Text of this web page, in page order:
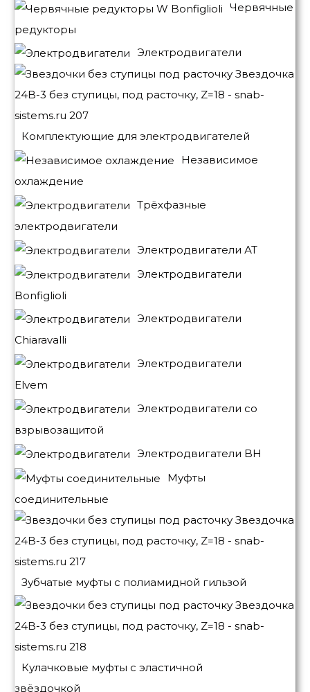
Червячные
редукторы
Электродвигатели
Комплектующие для электродвигателей
Независимое
охлаждение
Трёхфазные
электродвигатели
Электродвигатели АТ
Электродвигатели
Bonfiglioli
Электродвигатели
Chiaravalli
Электродвигатели
Elvem
Электродвигатели со
взрывозащитой
Электродвигатели BH
Муфты
соединительные
Зубчатые муфты с полиамидной гильзой
Кулачковые муфты с эластичной
звёздочкой